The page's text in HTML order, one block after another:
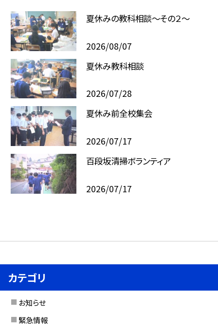
夏休みの教科相談～その２～
2026/08/07
夏休み教科相談
2026/07/28
夏休み前全校集会
2026/07/17
百段坂清掃ボランティア
2026/07/17
カテゴリ
お知らせ
緊急情報